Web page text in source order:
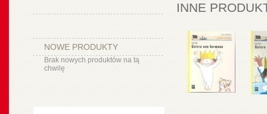
NOWE PRODUKTY
Brak nowych produktów na tą
chwilę
INNE